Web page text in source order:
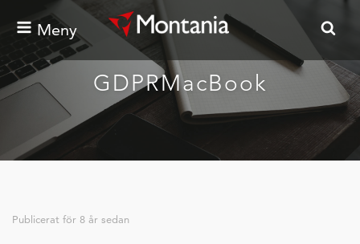
Meny
GDPRMacBook
Publicerat för 8 år sedan